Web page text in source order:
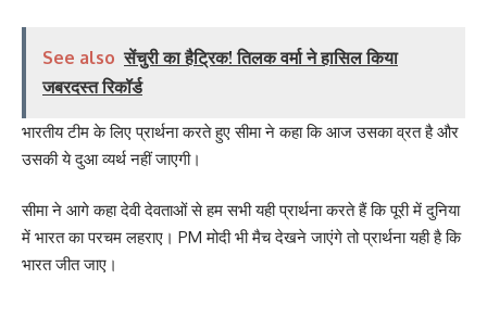
See also सेंचुरी का हैट्रिक! तिलक वर्मा ने हासिल किया
जबरदस्त रिकॉर्ड
भारतीय टीम के लिए प्रार्थना करते हुए सीमा ने कहा कि आज उसका व्रत है और
उसकी ये दुआ व्यर्थ नहीं जाएगी।
सीमा ने आगे कहा देवी देवताओं से हम सभी यही प्रार्थना करते हैं कि पूरी में दुनिया
में भारत का परचम लहराए। PM मोदी भी मैच देखने जाएंगे तो प्रार्थना यही है कि
भारत जीत जाए।